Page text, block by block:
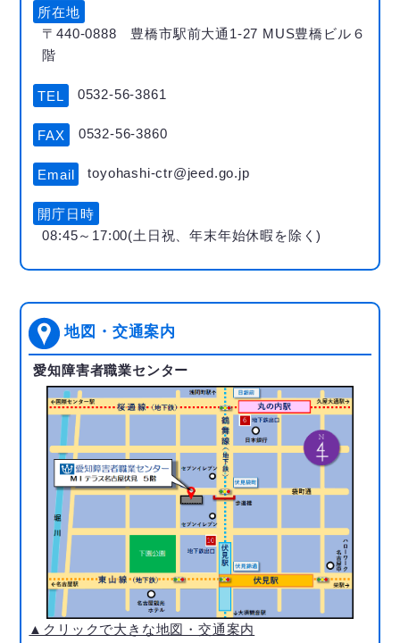
所在地
〒440-0888 豊橋市駅前大通1-27 MUS豊橋ビル６
階
TEL 0532-56-3861
FAX 0532-56-3860
Email toyohashi-ctr@jeed.go.jp
開庁日時
08:45～17:00(土日祝、年末年始休暇を除く)
地図・交通案内
愛知障害者職業センター
▲クリックで大きな地図・交通案内